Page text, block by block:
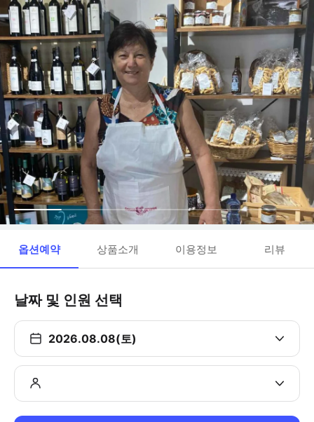
옵션예약 상품소개 이용정보 리뷰
날짜 및 인원 선택
2026.08.08(토)